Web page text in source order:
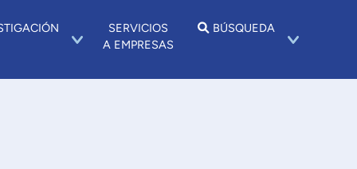
SERVICIOS
A EMPRESAS
BÚSQUEDA